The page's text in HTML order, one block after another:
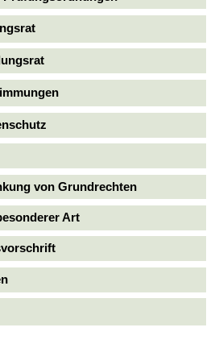
von Grundrechten
Art